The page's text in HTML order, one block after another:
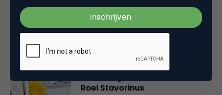
Online casino’s krijgen nieuwe
vergunning: wat verandert er?
Roel Stavorinus